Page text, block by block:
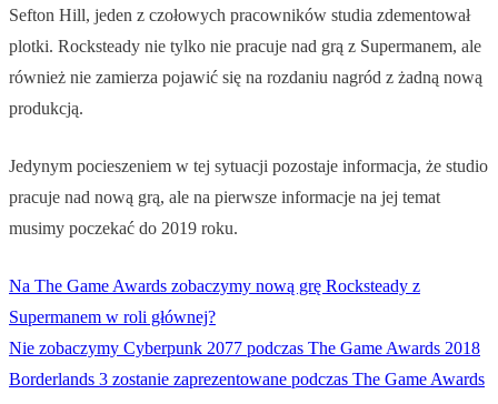
Sefton Hill, jeden z czołowych pracowników studia zdementował
plotki. Rocksteady nie tylko nie pracuje nad grą z Supermanem, ale
również nie zamierza pojawić się na rozdaniu nagród z żadną nową
produkcją.
Jedynym pocieszeniem w tej sytuacji pozostaje informacja, że studio
pracuje nad nową grą, ale na pierwsze informacje na jej temat
musimy poczekać do 2019 roku.
Na The Game Awards zobaczymy nową grę Rocksteady z
Supermanem w roli głównej?
Nie zobaczymy Cyberpunk 2077 podczas The Game Awards 2018
Borderlands 3 zostanie zaprezentowane podczas The Game Awards